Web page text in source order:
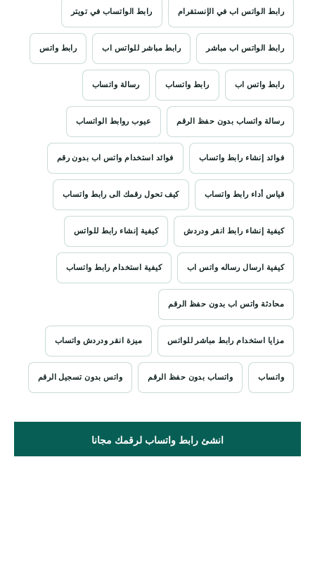
رابط الواتس اب في الإنستقرام رابط الواتساب في تويتر
رابط الواتس اب مباشر رابط مباشر للواتس اب رابط واتس
رابط واتس اب رابط واتساب رسالة واتساب
رسالة واتساب بدون حفظ الرقم عيوب روابط الواتساب
فوائد إنشاء رابط واتساب فوائد استخدام واتس اب بدون رقم
قياس أداء رابط واتساب كيف تحول رقمك الى رابط واتساب
كيفية إنشاء رابط انقر ودردش كيفية إنشاء رابط للواتس
كيفية ارسال رساله واتس اب كيفية استخدام رابط واتساب
محادثة واتس اب بدون حفظ الرقم
مزايا استخدام رابط مباشر للواتس ميزة انقر ودردش واتساب
واتساب واتساب بدون حفظ الرقم واتس بدون تسجيل الرقم
انشئ رابط واتساب لرقمك مجانا